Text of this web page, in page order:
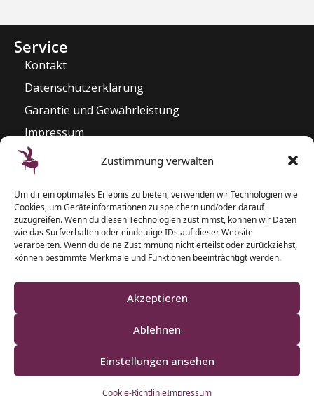
Zustimmung verwalten
Um dir ein optimales Erlebnis zu bieten, verwenden wir Technologien wie
Cookies, um Geräteinformationen zu speichern und/oder darauf
zuzugreifen. Wenn du diesen Technologien zustimmst, können wir Daten
wie das Surfverhalten oder eindeutige IDs auf dieser Website
verarbeiten. Wenn du deine Zustimmung nicht erteilst oder zurückziehst,
können bestimmte Merkmale und Funktionen beeinträchtigt werden.
Akzeptieren
Ablehnen
Einstellungen ansehen
Cookie-RichtlinieImpressum
Service
Kontakt
Datenschutzerklärung
Garantie und Gewährleistung
Impressum
Widerrufsrecht
Kontakt
Pianozentrum Hoppe
Sophienblatt 82 – 86
24114 Kiel
T: 0431 – 5 50 87 77
F: 0431 – 2 00 40 09
Klaviere und Pianos aus Schleswig-Holstein